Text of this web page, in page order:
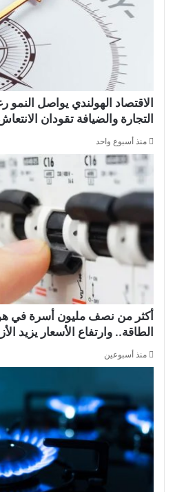
الاقتصاد الهولندي يواصل النمو
التجارة والضيافة تقودان
منذ أسبوع واحد
أكثر من نصف مليون أسرة في
الطاقة.. وارتفاع الأسعار يزيد
منذ أسبوعين